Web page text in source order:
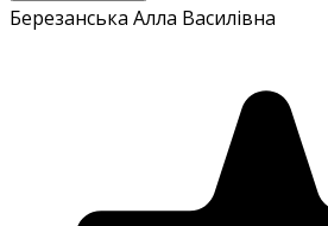
Березанська Алла Василівна